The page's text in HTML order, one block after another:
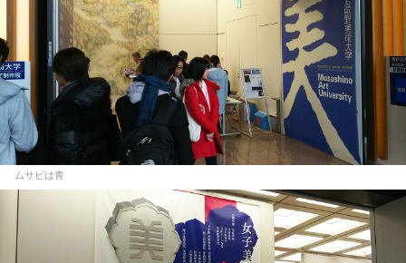
ムサビは青